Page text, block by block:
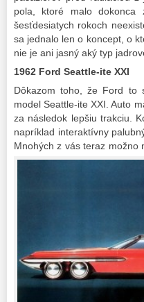
pola, ktoré malo dokonca
šesťdesiatych rokoch
sa jednalo len o koncept, o
nie je ani jasný aký typ
1962 Ford Seattle-ite XXI
Dôkazom toho, že Ford to
model Seattle-ite XXI. Auto
za následok lepšiu trakciu.
napríklad interaktívny
Mnohých z vás teraz možno